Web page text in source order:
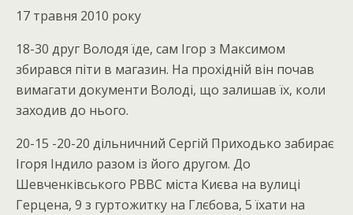
17 травня 2010 року
18-30 друг Володя їде, сам Ігор з Максимом
збирався піти в магазин. На прохідній він почав
вимагати документи Володі, що залишав їх, коли
заходив до нього.
20-15 -20-20 дільничний Сергій Приходько забирає
Ігоря Індило разом із його другом. До
Шевченківського РВВС міста Києва на вулиці
Герцена, 9 з гуртожитку на Глєбова, 5 їхати на